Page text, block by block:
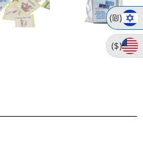
(₪)
($)